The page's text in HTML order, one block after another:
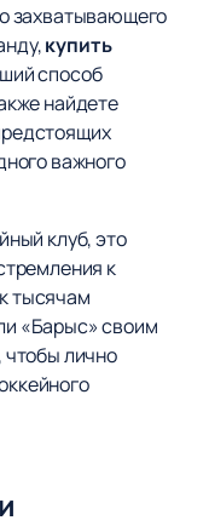
захватывающего
купить
способ
найдете
важного
клуб, это
к
тысячам
«Барыс» своим
лично